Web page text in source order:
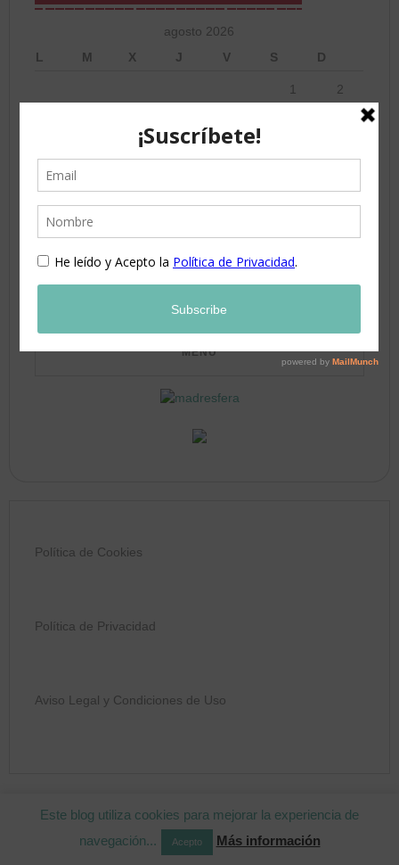
agosto 2026
L
M X J V S D
1 2
5
10 11 12 13 14 15 16
24 25 26 27 28 29 30
Política de Cookies
Política de Privacidad
Aviso Legal y Condiciones de Uso
COPYRIGHT © 2026 MIMOS PARA MAMÁ
Este blog utiliza cookies para mejorar la experiencia de
navegación...
Acepto Más información